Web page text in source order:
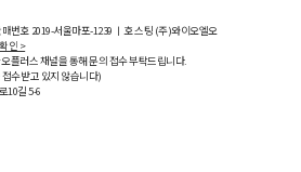
번호 2019-서울마포-1239 ㅣ 호스팅 (주)와이오엘오
인 >
플러스 채널을 통해 문의 접수 부탁드립니다.
수받고 있지 않습니다)
10길5-6